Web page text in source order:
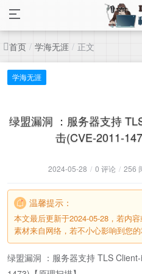
首页 / 学海无涯 / 正文
学海无涯
绿盟漏洞 ：服务器支持
击(CVE-2011-
2024-05-28 / 0 评论 / 256
温馨提示：
本文最后更新于2024-05-28，若内
素材来自网络，若不小心影响到您的
绿盟漏洞 ：服务器支持 TLS